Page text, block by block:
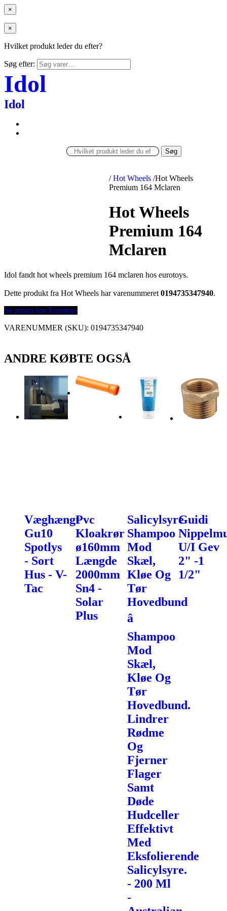
×
×
Hvilket produkt leder du efter?
Søg efter:
Idol
Idol
Søg
/ Hot Wheels /Hot Wheels
Premium 164 Mclaren
Hot Wheels
Premium 164
Mclaren
Idol fandt hot wheels premium 164 mclaren hos eurotoys.
Dette produkt fra Hot Wheels har varenummeret 0194735347940.
Se prisen hos Eurotoys
VARENUMMER (SKU): 0194735347940
ANDRE KØBTE OGSÅ
Væghængt
Gu10
Spotlys
- Sort
Hus - V-
Tac
Pvc
Kloakrør
ø160mm
Længde
2000mm
Sn4 -
Solar
Plus
Salicylsyre
Shampoo
Mod
Skæl,
Kløe Og
Tør
Hovedbund
â
Shampoo
Mod
Skæl,
Kløe Og
Tør
Hovedbund.
Lindrer
Rødme
Og
Fjerner
Flager
Samt
Døde
Hudceller
Effektivt
Med
Eksfolierende
Salicylsyre.
- 200 Ml
-
Guidi
U/I Gev
2" -1
1/2"